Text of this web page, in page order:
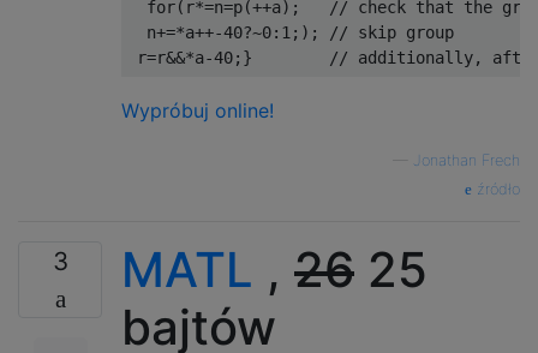
for( r*=n=p(++a);
// check that the
  n
+=*a++-40?~0: 1 ;);
// skip group
r=r&&*a-40;} // additionally, after
Wypróbuj online!
Jonathan Frech
źródło
3 MATL , 26 25
bajtów